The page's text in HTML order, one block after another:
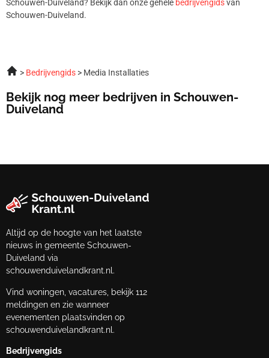
Schouwen-Duiveland? Bekijk dan onze gehele bedrijvengidsvan
Schouwen-Duiveland.
Bedrijvengids Media Installaties
Bekijk nog meer bedrijven in Schouwen-
Duiveland
Altijd op de hoogte van het laatste
nieuws in gemeente Schouwen-
Duiveland via
schouwenduivelandkrant.nl.
Vind woningen, vacatures, bekijk 112
meldingen en zie wanneer
evenementen plaatsvinden op
schouwenduivelandkrant.nl.
Bedrijvengids